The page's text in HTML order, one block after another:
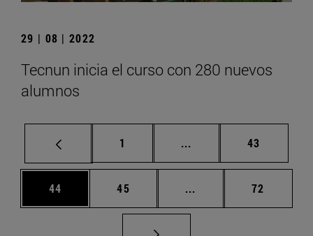
29 | 08 | 2022
Tecnun inicia el curso con 280 nuevos
alumnos
Página
1 ... Páginas intermedias
Página
43
Página
44 Página
45 ... Páginas intermedias
Página
72